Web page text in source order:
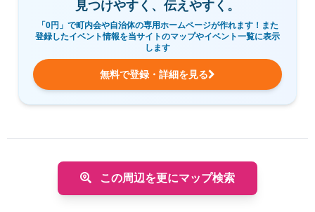
見つけやすく、伝えやすく。
「0円」で町内会や自治体の専用ホームページが作れます！また
登録したイベント情報を当サイトのマップやイベント一覧に表示
します
無料で登録・詳細を見る
この周辺を更にマップ検索